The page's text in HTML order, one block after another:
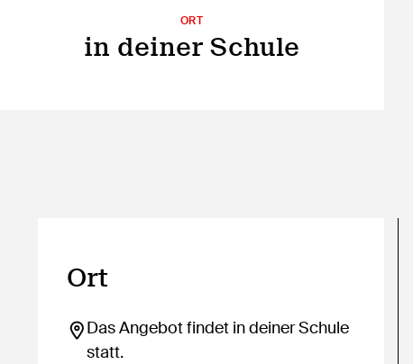
ORT
in deiner Schule
Ort
Das Angebot findet in deiner Schule
statt.